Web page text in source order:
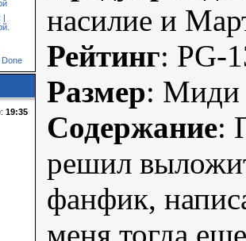
|
Done
19:35
насилие и
Рейтинг: PG-
Размер: Миди
Содержание:
решил
фанфик,